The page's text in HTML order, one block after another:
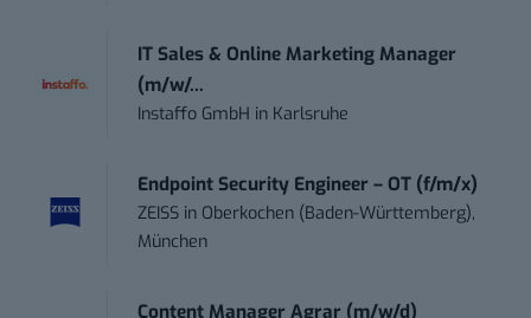
IT Sales & Online Marketing Manager
(m/w/...
Instaffo GmbH in Karlsruhe
Endpoint Security Engineer – OT (f/m/x)
ZEISS in Oberkochen (Baden-Württemberg),
München
Content Manager Agrar (m/w/d)